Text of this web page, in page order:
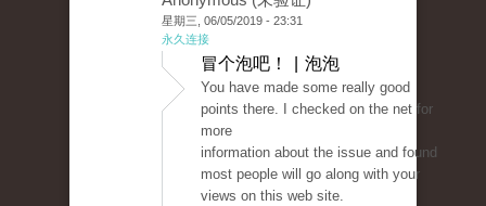
星期三, 06/05/2019 - 23:31
永久连接
冒个泡吧！ | 泡泡
You have made some really good
points there. I checked on the net for
more
information about the issue and found
most people will go along with your
views on this web site.